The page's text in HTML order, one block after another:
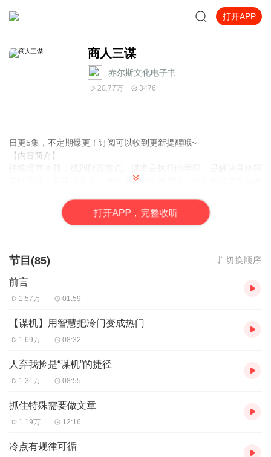
打开APP
商人三谋
赤尔斯文化电子书
20.77万 3476
日更5集，不定期爆更！订阅可以收到更新提醒哦~
【内容简介】
题的手段，是灵活多变、对症下药的应对思路。商人必须是个战术
事半功倍。站得高才能看得远，一个商人要想于商海之千帆竞渡中
拔得头筹，就必须具备战略家的思维和胸怀，能够从生意之外入手
够准确洞悉机会的存在，并以迅速的行动抓住它。但是机会往往隐
藏于表象之后，又如此来去匆匆，商人必须锤炼好“谋机”功夫，方能
找到最佳的财富落点。
作者：方军
我是赤尔斯小说的AI主播，更新稳定，为您播讲优质小说~欢迎关注
留言
打开APP，完整收听
节目(85) 切换顺序
前言
1.57万 01:59
【谋机】用智慧把冷门变成热门
1.69万 08:32
人弃我捡是“谋机”的捷径
1.31万 08:55
抓住特殊需要做文章
1.19万 12:16
冷点有规律可循